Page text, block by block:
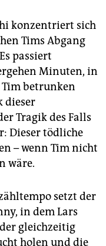
konzentriert sich
Tims Abgang
passiert
Minuten, in
betrunken
dieser
Tragik des Falls
Dieser tödliche
– wenn Tim nicht
wäre.
setzt der
in dem Lars
gleichzeitig
holen und die